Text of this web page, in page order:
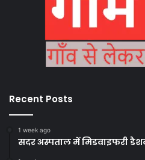
Recent Posts
1 week ago
सदर अस्पताल में मिडवाइफरी